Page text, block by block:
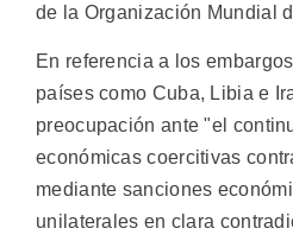
de la Organización Mundial
En referencia a los
países como Cuba, Libia e
preocupación ante "el
económicas coercitivas
mediante sanciones
unilaterales en clara